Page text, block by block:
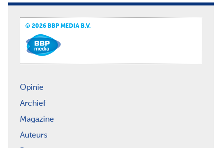
© 2026 BBP MEDIA B.V.
Opinie
Archief
Magazine
Auteurs